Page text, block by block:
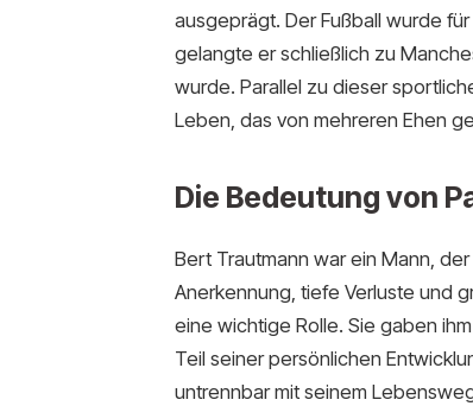
ausgeprägt. Der Fußball wurde
gelangte er schließlich zu
wurde. Parallel zu dieser
Leben, das von mehreren Ehen
Die Bedeutung von
Bert Trautmann war ein Mann,
Anerkennung, tiefe Verluste und
eine wichtige Rolle. Sie gaben
Teil seiner persönlichen
untrennbar mit seinem